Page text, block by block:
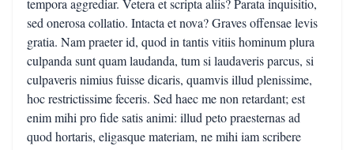
tempora aggrediar. Vetera et scripta aliis? Parata inquisitio,
sed onerosa collatio. Intacta et nova? Graves offensae levis
gratia. Nam praeter id, quod in tantis vitiis hominum plura
culpanda sunt quam laudanda, tum si laudaveris parcus, si
culpaveris nimius fuisse dicaris, quamvis illud plenissime,
hoc restrictissime feceris. Sed haec me non retardant; est
enim mihi pro fide satis animi: illud peto praesternas ad
quod hortaris, eligasque materiam, ne mihi iam scribere